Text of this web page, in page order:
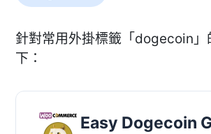
針對常用外掛標籤「dogecoin」
下：
Easy Dogecoin